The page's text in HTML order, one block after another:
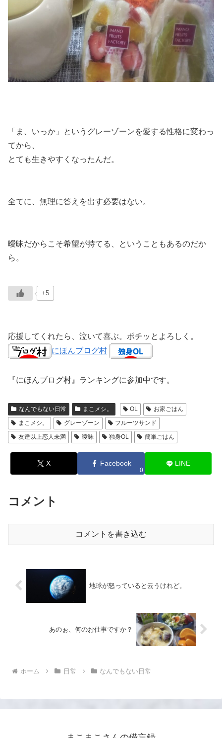
「ま、いっか」というグレーゾーンを愛する性格に変わっ
てから、
とても生きやすくなったんだ。
全てに、無理に答えを出す必要はない。
曖昧だからこそ希望が持てる、ということもあるのだか
ら。
+5
応援してくれたら、泣いて喜ぶ。ポチッとよろしく。
にほんブログ村
『にほんブログ村』ランキングに参加中です。
なんでもない日常 まこメシ。 OL
お家ごはん
まこメシ。
グレーゾーン
フルーツサンド
友達以上恋人未満
曖昧 独身OL 簡単ごはん
X Facebook
0
LINE
コメント
コメントを書き込む
地球が怒っていると云うけれど。
あのぉ、何のお仕事ですか？
ホーム 日常 なんでもない日常